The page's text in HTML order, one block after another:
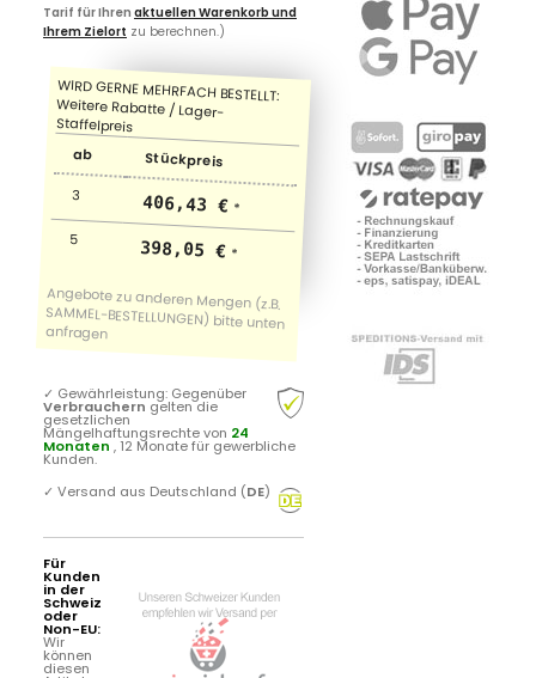
Tarif für Ihren aktuellen Warenkorb und
Ihrem Zielort zu berechnen.)
ab Stückpreis
3 406,43 € *
5 398,05 € *
✓ Gewährleistung: Gegenüber
Verbrauchern gelten die
gesetzlichen
Mängelhaftungsrechte von 24
Monaten , 12 Monate für gewerbliche
Kunden.
✓ Versand aus Deutschland (DE)
Für
Kunden
in der
Schweiz
oder
Non-EU:
Wir
können
diesen